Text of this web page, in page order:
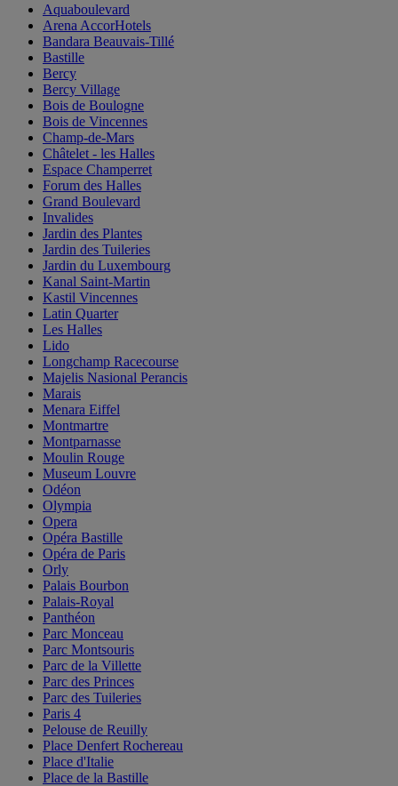
Aquaboulevard
Arena AccorHotels
Bandara Beauvais-Tillé
Bastille
Bercy
Bercy Village
Bois de Boulogne
Bois de Vincennes
Champ-de-Mars
Châtelet - les Halles
Espace Champerret
Forum des Halles
Grand Boulevard
Invalides
Jardin des Plantes
Jardin des Tuileries
Jardin du Luxembourg
Kanal Saint-Martin
Kastil Vincennes
Latin Quarter
Les Halles
Lido
Longchamp Racecourse
Majelis Nasional Perancis
Marais
Menara Eiffel
Montmartre
Montparnasse
Moulin Rouge
Museum Louvre
Odéon
Olympia
Opera
Opéra Bastille
Opéra de Paris
Orly
Palais Bourbon
Palais-Royal
Panthéon
Parc Monceau
Parc Montsouris
Parc de la Villette
Parc des Princes
Parc des Tuileries
Paris 4
Pelouse de Reuilly
Place Denfert Rochereau
Place d'Italie
Place de la Bastille